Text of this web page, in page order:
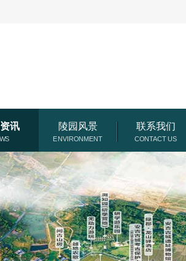
讯 陵园风景 联系我们